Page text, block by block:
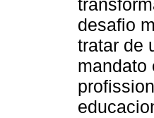
desafio
tratar de
mandato